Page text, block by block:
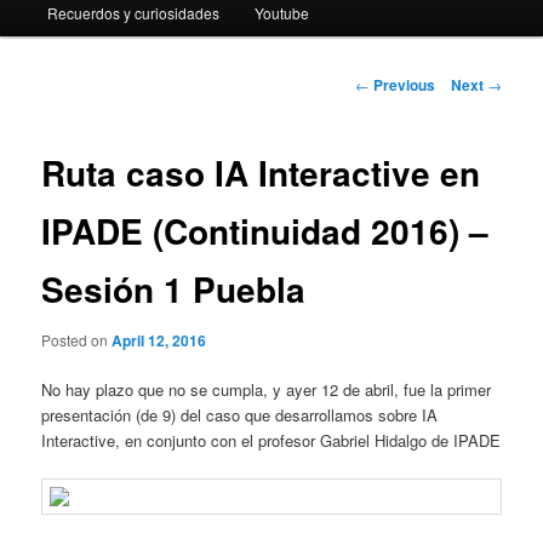
Recuerdos y curiosidades Youtube
Post
← Previous Next →
Ruta caso IA Interactive en
IPADE (Continuidad 2016) –
Sesión 1 Puebla
Posted onApril 12, 2016
No hay plazo que no se cumpla, y ayer 12 de abril, fue la primer
presentación (de 9) del caso que desarrollamos sobre IA
Interactive, en conjunto con el profesor Gabriel Hidalgo de IPADE